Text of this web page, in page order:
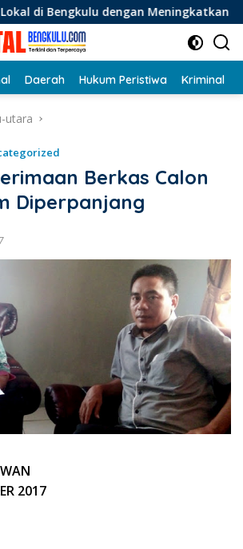
Meningkatkan Ruang Publik dan
Daerah Hukum Peristiwa Kriminal
utara
Berkas Calon
Diperpanjang
2017